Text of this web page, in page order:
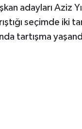
adayları Aziz
seçimde iki
tartışma